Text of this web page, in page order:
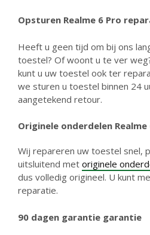
Opsturen Realme 6 Pro
Heeft u geen tijd om bij ons
toestel? Of woont u te ver
kunt u uw toestel ook ter
we sturen u toestel binnen 24
aangetekend retour.
Originele onderdelen
Wij repareren uw toestel snel,
uitsluitend met originele
dus volledig origineel. U kunt
reparatie.
90 dagen garantie garantie